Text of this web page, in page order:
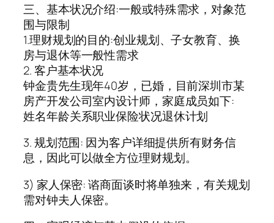
三、基本状况介绍:一般或特殊需求，对象范
围与限制
1.理财规划的目的:创业规划、子女教育、换
房与退休等一般性需求
2. 客户基本状况
钟金贵先生现年40岁，已婚，目前深圳市某
房产开发公司室内设计师，家庭成员如下:
姓名年龄关系职业保险状况退休计划
3. 规划范围: 因为客户详细提供所有财务信
息，因此可以做全方位理财规划。
3) 家人保密: 谘商面谈时将单独来，有关规划
需对钟夫人保密。